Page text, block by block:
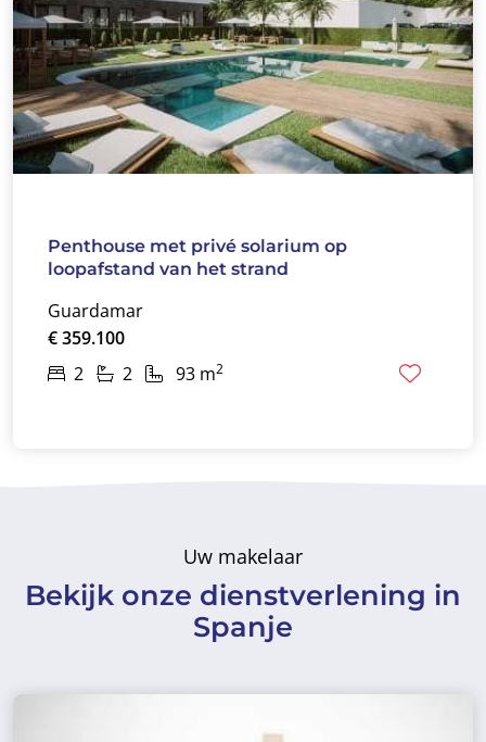
Penthouse met privé solarium op
loopafstand van het strand
Guardamar
€ 359.100
2
2 93 m2
Uw makelaar
Bekijk onze dienstverlening in
Spanje